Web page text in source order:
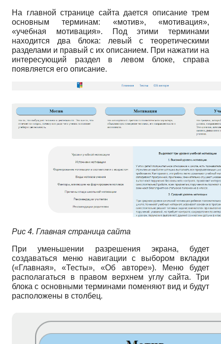
На главной странице сайта дается описание трем
основным терминам: «мотив», «мотивация»,
«учебная мотивация». Под этими терминами
находится два блока: левый с теоретическими
разделами и правый с их описанием. При нажатии на
интересующий раздел в левом блоке, справа
появляется его описание.
Рис 4. Главная страница сайта
При уменьшении разрешения экрана, будет
создаваться меню навигации с выбором вкладки
(«Главная», «Тесты», «Об авторе»). Меню будет
располагаться в правом верхнем углу сайта. Три
блока с основными терминами поменяют вид и будут
расположены в столбец.